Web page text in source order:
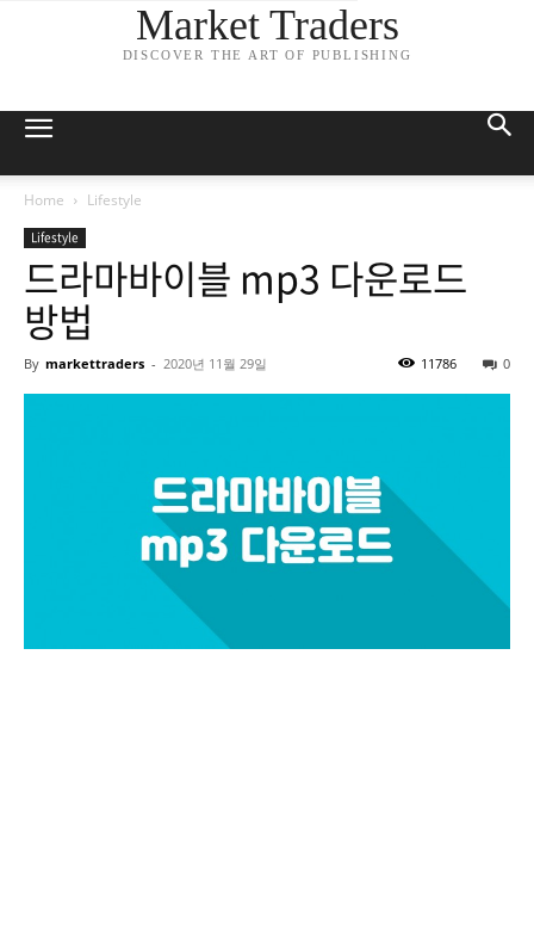
Market Traders
DISCOVER THE ART OF PUBLISHING
Home Lifestyle
Lifestyle
드라마바이블 mp3 다운로드
방법
By markettraders - 2020년 11월 29일 0
11786